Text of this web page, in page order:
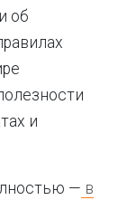
об
и
— в